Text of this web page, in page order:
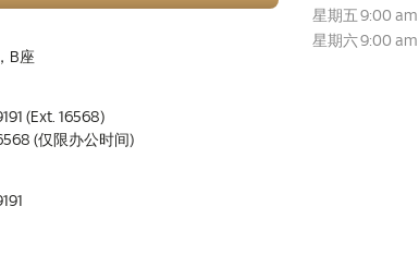
B座
(Ext. 16568)
(仅限办公时间)
星期五 9:00
星期六9:00 am